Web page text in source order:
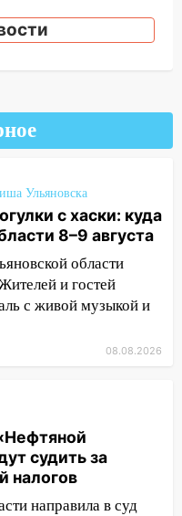
и
16 сгоревших
в
до
гороскоп
с
сирены
смогут
платежа
Ульяновска
с хаски: куда
8–9 августа
области
и гостей
с живой музыкой и
08.08.2026
судить за
налогов
направила в суд